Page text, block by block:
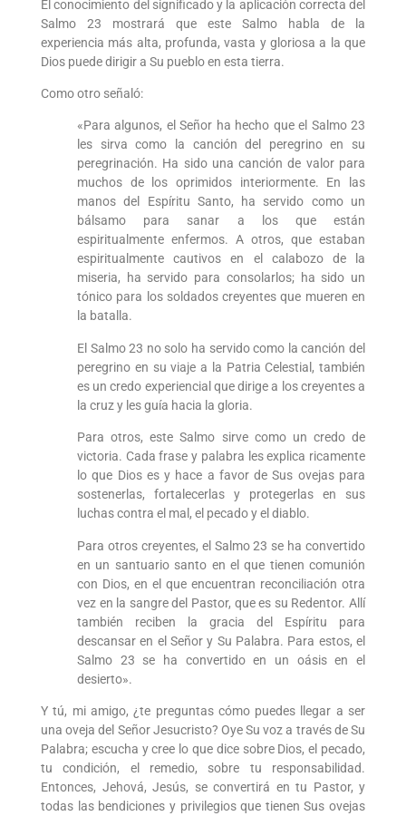
El conocimiento del significado y la aplicación correcta del
Salmo 23 mostrará que este Salmo habla de la
experiencia más alta, profunda, vasta y gloriosa a la que
Dios puede dirigir a Su pueblo en esta tierra.
Como otro señaló:
«Para algunos, el Señor ha hecho que el Salmo 23
les sirva como la canción del peregrino en su
peregrinación. Ha sido una canción de valor para
muchos de los oprimidos interiormente. En las
manos del Espíritu Santo, ha servido como un
bálsamo para sanar a los que están
espiritualmente enfermos. A otros, que estaban
espiritualmente cautivos en el calabozo de la
miseria, ha servido para consolarlos; ha sido un
tónico para los soldados creyentes que mueren en
la batalla.
El Salmo 23 no solo ha servido como la canción del
peregrino en su viaje a la Patria Celestial, también
es un credo experiencial que dirige a los creyentes a
la cruz y les guía hacia la gloria.
Para otros, este Salmo sirve como un credo de
victoria. Cada frase y palabra les explica ricamente
lo que Dios es y hace a favor de Sus ovejas para
sostenerlas, fortalecerlas y protegerlas en sus
luchas contra el mal, el pecado y el diablo.
Para otros creyentes, el Salmo 23 se ha convertido
en un santuario santo en el que tienen comunión
con Dios, en el que encuentran reconciliación otra
vez en la sangre del Pastor, que es su Redentor. Allí
también reciben la gracia del Espíritu para
descansar en el Señor y Su Palabra. Para estos, el
Salmo 23 se ha convertido en un oásis en el
desierto».
Y tú, mi amigo, ¿te preguntas cómo puedes llegar a ser
una oveja del Señor Jesucristo? Oye Su voz a través de Su
Palabra; escucha y cree lo que dice sobre Dios, el pecado,
tu condición, el remedio, sobre tu responsabilidad.
Entonces, Jehová, Jesús, se convertirá en tu Pastor, y
todas las bendiciones y privilegios que tienen Sus ovejas